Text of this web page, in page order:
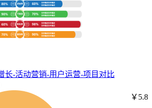
长-活动营销-用户运营-项目对比
￥5.8